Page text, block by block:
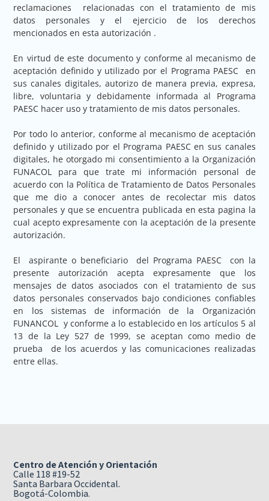
reclamaciones relacionadas con el tratamiento de mis
datos personales y el ejercicio de los derechos
mencionados en esta autorización .
En virtud de este documento y conforme al mecanismo de
aceptación definido y utilizado por el Programa PAESC en
sus canales digitales, autorizo de manera previa, expresa,
libre, voluntaria y debidamente informada al Programa
PAESC hacer uso y tratamiento de mis datos personales.
Por todo lo anterior, conforme al mecanismo de aceptación
definido y utilizado por el Programa PAESC en sus canales
digitales, he otorgado mi consentimiento a la Organización
FUNACOL para que trate mi información personal de
acuerdo con la Política de Tratamiento de Datos Personales
que me dio a conocer antes de recolectar mis datos
personales y que se encuentra publicada en esta pagina la
cual acepto expresamente con la aceptación de la presente
autorización.
El aspirante o beneficiario del Programa PAESC con la
presente autorización acepta expresamente que los
mensajes de datos asociados con el tratamiento de sus
datos personales conservados bajo condiciones confiables
en los sistemas de información de la Organización
FUNANCOL y conforme a lo establecido en los artículos 5 al
13 de la Ley 527 de 1999, se aceptan como medio de
prueba de los acuerdos y las comunicaciones realizadas
entre ellas.
Centro de Atención y Orientación
Calle 118 #19-52
Santa Barbara Occidental.
Bogotá-Colombia.